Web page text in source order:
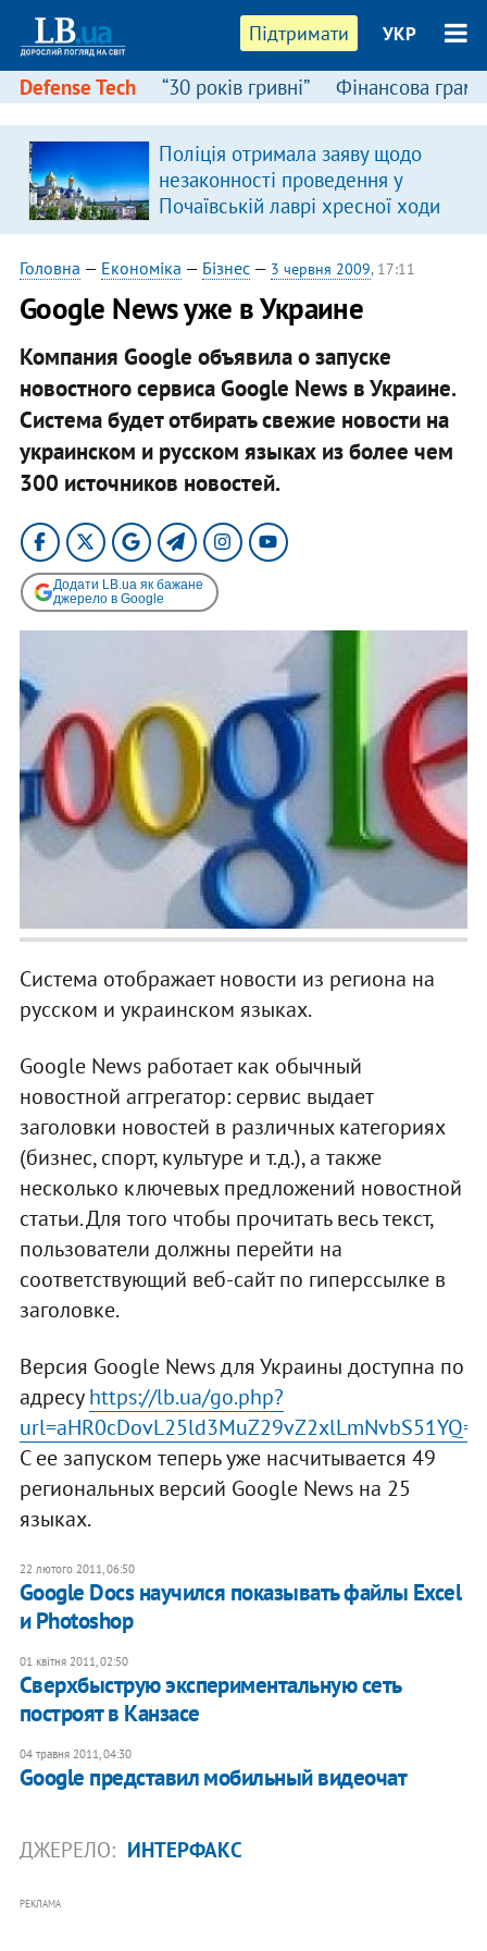
Підтримати УКР
Defense Tech “30 років гривні” Фінансова
Поліція отримала заяву щодо
незаконності проведення у
Почаївській лаврі хресної ходи
Головна — Економіка — Бізнес— 3 червня 2009, 17:11
Google News уже в Украине
Компания Google объявила о запуске
новостного сервиса Google News в Украине.
Система будет отбирать свежие новости на
украинском и русском языках из более чем
300 источников новостей.
Додати LB.ua як бажане
джерело в Google
Система отображает новости из региона на
русском и украинском языках.
Google News работает как обычный
новостной аггрегатор: сервис выдает
заголовки новостей в различных категориях
(бизнес, спорт, культуре и т.д.), а также
несколько ключевых предложений новостной
статьи. Для того чтобы прочитать весь текст,
пользователи должны перейти на
соответствующий веб-сайт по гиперссылке в
заголовке.
Версия Google News для Украины доступна по
адресуhttps://lb.ua/go.php?
url=aHR0cDovL25ld3MuZ29vZ2xlLmNvbS51YQ==
С ее запуском теперь уже насчитывается 49
региональных версий Google News на 25
языках.
22 лютого 2011, 06:50
Google Docs научился показывать файлы Excel
и Photoshop
01 квітня 2011, 02:50
Сверхбыструю экспериментальную сеть
построят в Канзасе
04 травня 2011, 04:30
Google представил мобильный видеочат
ДЖЕРЕЛО: ИНТЕРФАКС
РЕКЛАМА